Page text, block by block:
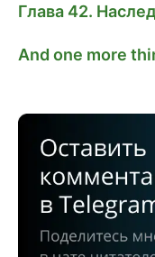
Глава 42.
And one more